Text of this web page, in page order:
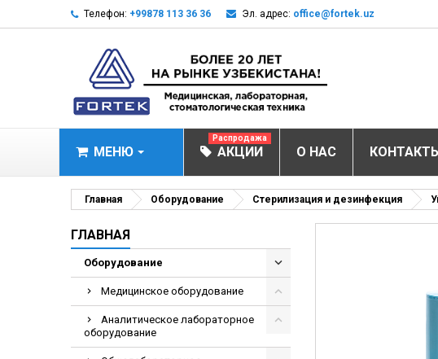
Телефон: +99878 113 36 36 Эл. адрес: office@fortek.uz
МЕНЮ
МЕДИЦИНСКОЕ
Анализаторы
Анализаторы мочи
Видеокольпоскопы
АКЦИИ
Распродажа
О НАС
Главная Оборудование Стерилизация и дезинфекция
ГЛАВНАЯ
Оборудование
Медицинское оборудование
Аналитическое лабораторное
оборудование